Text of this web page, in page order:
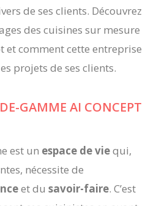
de ses clients. Découvrez
des cuisines sur mesure
et comment cette entreprise
projets de ses clients.
GAMME AI CONCEPT
est un espace de viequi,
nécessite de
et du savoir-faire. C’est